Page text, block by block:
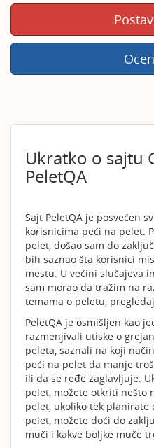
Ukratko o sajtu
PeletQA
Sajt PeletQA je posvećen
korisnicima peći na pelet.
pelet, došao sam do
bih saznao šta korisnici
mestu. U većini slučajeva
sam morao da tražim na
temama o peletu,
PeletQA je osmišljen kao
razmenjivali utiske o
peleta, saznali na koji
peći na pelet da manje
ili da se ređe zaglavljuje.
pelet, možete otkriti nešto
pelet, ukoliko tek planirate
pelet, možete doći do
muči i kakve boljke muče